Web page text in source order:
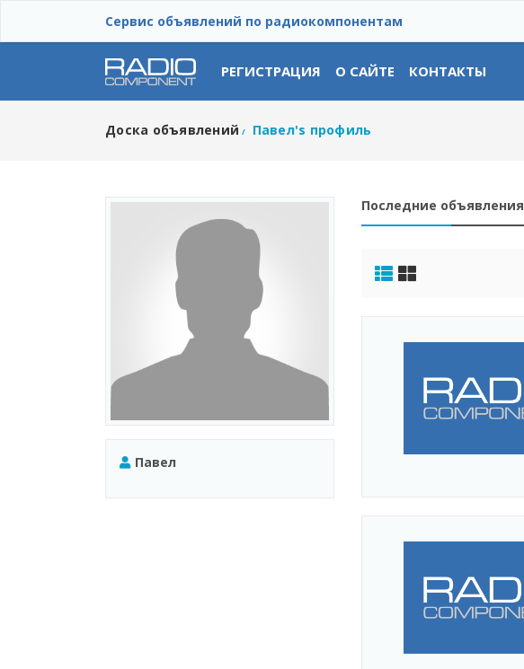
Сервис объявлений по радиокомпонентам
РЕГИСТРАЦИЯ О САЙТЕ КОНТАКТЫ
Доска объявлений / Павел's профиль
Павел
Последние объявления